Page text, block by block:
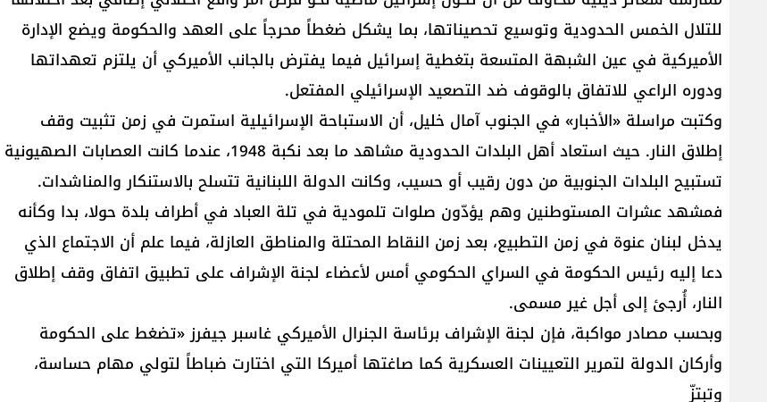
للتلال الخمس الحدودية وتوسيع تحصيناتها، بما يشكل ضغطاً محرجاً على العهد والحكومة ويضع الإدارة
الأميركية في عين الشبهة المتسعة بتغطية إسرائيل فيما يفترض بالجانب الأميركي أن يلتزم تعهداتها
ودوره الراعي للاتفاق بالوقوف ضد التصعيد الإسرائيلي المفتعل.
وكتبت مراسلة «الأخبار» في الجنوب آمال خليل، أن الاستباحة الإسرائيلية استمرت في زمن تثبيت وقف
إطلاق النار. حيث استعاد أهل البلدات الحدودية مشاهد ما بعد نكبة 1948، عندما كانت العصابات الصهيونية
تستبيح البلدات الجنوبية من دون رقيب أو حسيب، وكانت الدولة اللبنانية تتسلح بالاستنكار والمناشدات.
فمشهد عشرات المستوطنين وهم يؤدّون صلوات تلمودية في تلة العباد في أطراف بلدة حولا، بدا وكأنه
يدخل لبنان عنوة في زمن التطبيع، بعد زمن النقاط المحتلة والمناطق العازلة، فيما علم أن الاجتماع الذي
دعا إليه رئيس الحكومة في السراي الحكومي أمس لأعضاء لجنة الإشراف على تطبيق اتفاق وقف إطلاق
النار، أُرجئ إلى أجل غير مسمى.
وبحسب مصادر مواكبة، فإن لجنة الإشراف برئاسة الجنرال الأميركي غاسبر جيفرز «تضغط على الحكومة
وأركان الدولة لتمرير التعيينات العسكرية كما صاغتها أميركا التي اختارت ضباطاً لتولي مهام حساسة،
وتبتزّ